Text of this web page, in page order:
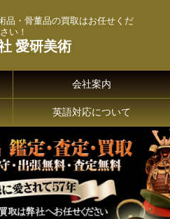
品・骨董品の買取はお任せくだ
さい！
愛研美術
会社案内
英語対応について